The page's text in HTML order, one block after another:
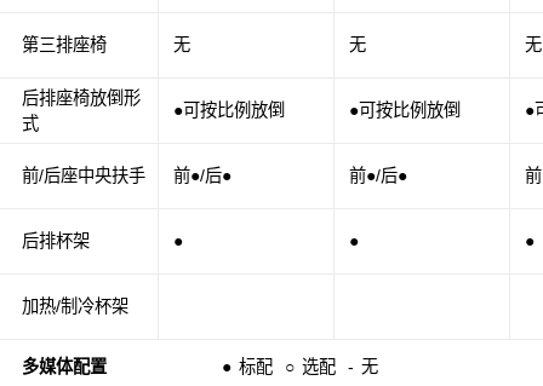
第三排座椅
后排座椅放倒形
式
前/后座中央扶手
后排杯架
加热/制冷杯架
多媒体配置 ● 标配 ○ 选配 - 无
无 无 无
●可按比例放倒 ●可按比例放倒 ●
前●/后● 前●/后●
● ● ●